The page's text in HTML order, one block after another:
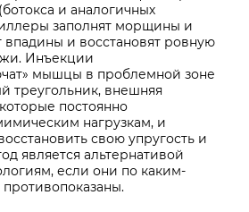
и аналогичных
заполнят морщины и
впадины и восстановят ровную
Инъекции
мышцы в проблемной зоне
треугольник, внешняя
постоянно
нагрузкам, и
свою упругость и
является альтернативой
если они по каким-